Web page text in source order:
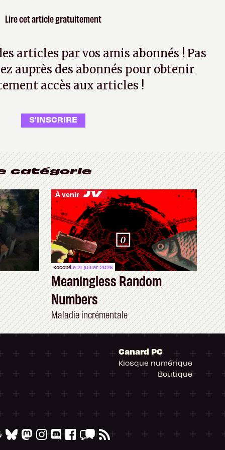
Lire cet article gratuitement
articles par vos amis abonnés ! Pas
auprès des abonnés pour obtenir
accès aux articles !
S'INSCRIRE
catégorie
À venir
Kocobéle 21 juillet 2026
Meaningless Random
Numbers
Maladie incrémentale
Canard PC
Kiosque numérique
Boutique
la conformité avec les